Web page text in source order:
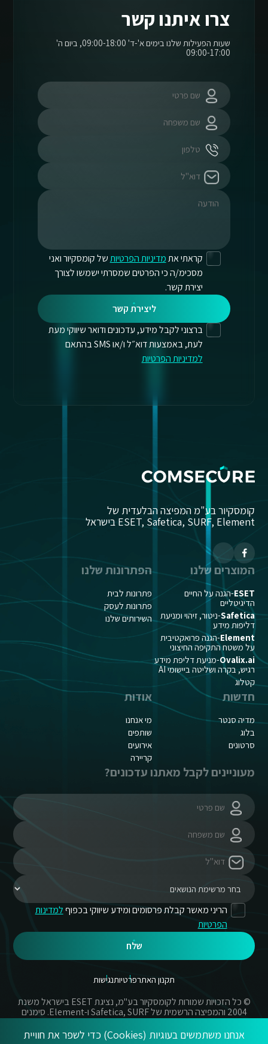
אנחנו משתמשים בעוגיות (Cookies) כדי לשפר את חוויית
צרו איתנו קשר
שעות הפעילות שלנו בימים א'-ד' 09:00-18:00, ביום ה'
09:00-17:00
קראתי אתמדיניות הפרטיותשל קומסקיור ואני
מסכימ/ה כי הפרטים שמסרתי ישמשו לצורך
יצירת קשר.
ליצירת קשר
ברצוני לקבל מידע, עדכונים ודואר שיווקי מעת
לעת, באמצעות דוא״ל ו/או SMS בהתאם
למדיניות הפרטיות
קומסקיור בע"מ המפיצה הבלעדית של
ESET, Safetica, SURF, Element בישראל
המוצרים שלנו
ESET-הגנה על החיים
הדיגיטליים
Safetica-ניטור, זיהוי ומניעת
דליפות מידע
Element-הגנה פרואקטיבית
על משטח התקיפה החיצוני
Ovalix.ai-מניעת דליפת מידע
רגיש, בקרה ושליטה ביישומי AI
קטלוג
הפתרונות שלנו
פתרונות לבית
פתרונות לעסק
השירותים שלנו
חדשות
מדיה סנטר
בלוג
סרטונים
אודות
מי אנחנו
שותפים
אירועים
קריירה
מעוניינים לקבל מאתנו עדכונים?
הריני מאשר קבלת פרסומים ומידע שיווקי בכפוףלמדינות
הפרטיות
שלח
תקנון האתרפרטיותנגישות
© כל הזכויות שמורות לקומסקיור בע"מ, נציגת ESET בישראל משנת
2004 והמפיצה הרשמית של Safetica, SURF ו-Element. סימנים
מסחריים אשר בשימוש באתר זה הינם סימנים מסחריים או מותגים
רשומים של החברות הרשומות.